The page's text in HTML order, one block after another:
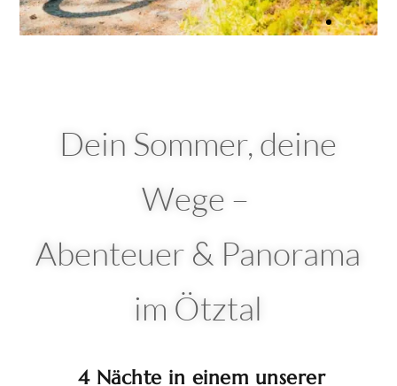
Dein Sommer, deine
Wege –
Abenteuer & Panorama
im Ötztal
4 Nächte in einem unserer